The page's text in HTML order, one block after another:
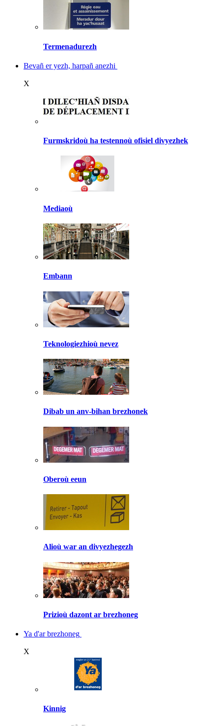
Termenadurezh
Bevañ er yezh, harpañ anezhi
X
Furmskridoù ha testennoù ofisiel divyezhek
Mediaoù
Embann
Teknologiezhioù nevez
Dibab un anv-bihan brezhonek
Oberoù eeun
Alioù war an divyezhegezh
Prizioù dazont ar brezhoneg
Ya d'ar brezhoneg
X
Kinnig